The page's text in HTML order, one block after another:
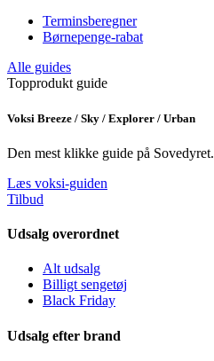
Terminsberegner
Børnepenge-rabat
Alle guides
Topprodukt guide
Voksi Breeze / Sky / Explorer / Urban
Den mest klikke guide på Sovedyret.
Læs voksi-guiden
Tilbud
Udsalg overordnet
Alt udsalg
Billigt sengetøj
Black Friday
Udsalg efter brand